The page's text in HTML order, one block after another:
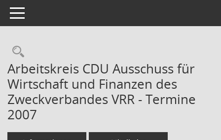
Toggle navigation
Rechercheauswahl
Arbeitskreis CDU Ausschuss für
Wirtschaft und Finanzen des
Zweckverbandes VRR - Termine
2007